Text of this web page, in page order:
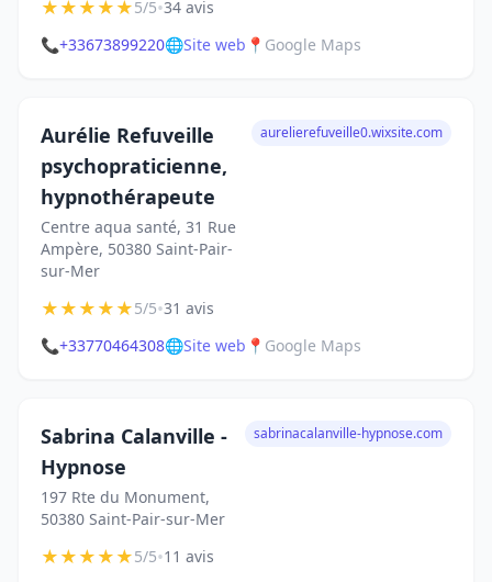
★★★★★5/5•34 avis
📞+33673899220🌐Site web 📍 Google Maps
Aurélie Refuveille
psychopraticienne,
hypnothérapeute
Centre aqua santé, 31 Rue
Ampère, 50380 Saint-Pair-
sur-Mer
aurelierefuveille0.wixsite.com
★★★★★5/5•31 avis
📞+33770464308🌐Site web 📍 Google Maps
Sabrina Calanville -
Hypnose
197 Rte du Monument,
50380 Saint-Pair-sur-Mer
sabrinacalanville-hypnose.com
★★★★★5/5•11 avis